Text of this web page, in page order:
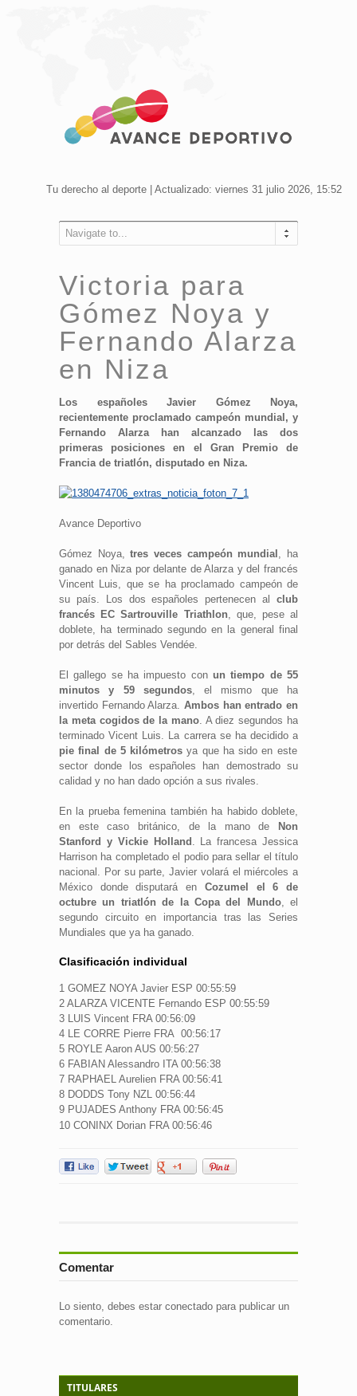
Tu derecho al deporte | Actualizado: viernes 31 julio 2026, 15:52
Navigate to...
Victoria para
Gómez Noya y
Fernando Alarza
en Niza
Los españoles Javier Gómez Noya,
recientemente proclamado campeón mundial, y
Fernando Alarza han alcanzado las dos
primeras posiciones en el Gran Premio de
Francia de triatlón, disputado en Niza.
Avance Deportivo
Gómez Noya, tres veces campeón mundial , ha
ganado en Niza por delante de Alarza y del francés
Vincent Luis, que se ha proclamado campeón de
su país. Los dos españoles pertenecen al club
francés EC Sartrouville Triathlon, que, pese al
doblete, ha terminado segundo en la general final
por detrás del Sables Vendée.
El gallego se ha impuesto con un tiempo de 55
minutos y 59 segundos, el mismo que ha
invertido Fernando Alarza. Ambos han entrado en
la meta cogidos de la mano. A diez segundos ha
terminado Vicent Luis. La carrera se ha decidido a
pie final de 5 kilómetros ya que ha sido en este
sector donde los españoles han demostrado su
calidad y no han dado opción a sus rivales.
En la prueba femenina también ha habido doblete,
en este caso británico, de la mano de
Non
Stanford y Vickie Holland . La francesa Jessica
Harrison ha completado el podio para sellar el título
nacional. Por su parte, Javier volará el miércoles a
México donde disputará en Cozumel el 6 de
octubre un triatlón de la Copa del Mundo, el
segundo circuito en importancia tras las Series
Mundiales que ya ha ganado.
Clasificación individual
1 GOMEZ NOYA Javier ESP 00:55:59
2 ALARZA VICENTE Fernando ESP 00:55:59
3 LUIS Vincent FRA 00:56:09
4 LE CORRE Pierre FRA 00:56:17
5 ROYLE Aaron AUS 00:56:27
6 FABIAN Alessandro ITA 00:56:38
7 RAPHAEL Aurelien FRA 00:56:41
8 DODDS Tony NZL 00:56:44
9 PUJADES Anthony FRA 00:56:45
10 CONINX Dorian FRA 00:56:46
Comentar
Lo siento, debes estar conectado para publicar un
comentario.
TITULARES